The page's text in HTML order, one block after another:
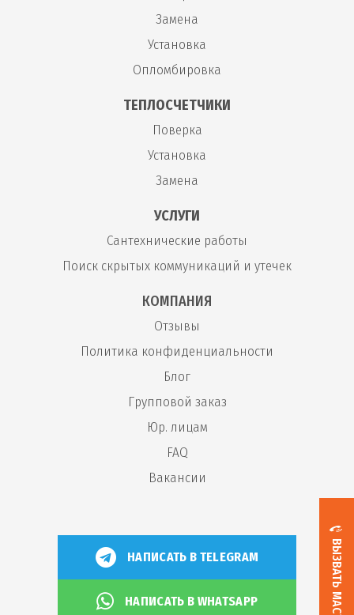
ВЫЗВАТЬ МАСТЕРА
Замена
Установка
Опломбировка
ТЕПЛОСЧЕТЧИКИ
Поверка
Установка
Замена
УСЛУГИ
Сантехнические работы
Поиск скрытых коммуникаций и утечек
КОМПАНИЯ
Отзывы
Политика конфиденциальности
Блог
Групповой заказ
Юр. лицам
FAQ
Вакансии
НАПИСАТЬ В TELEGRAM
НАПИСАТЬ В WHATSAPP